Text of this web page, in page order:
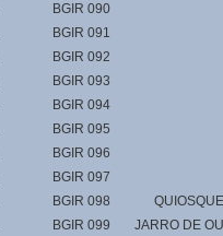
BGIR 090
BGIR 091
BGIR 092
BGIR 093
BGIR 094
BGIR 095
BGIR 096
BGIR 097
BGIR 098
QUIOSQUE
BGIR 099
JARRO DE